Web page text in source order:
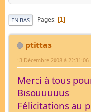
EN BAS Pages 1
ptittas
13 Décembre 2008 à 22:31:06
Merci à tous
Bisouuuuus
Félicitations au